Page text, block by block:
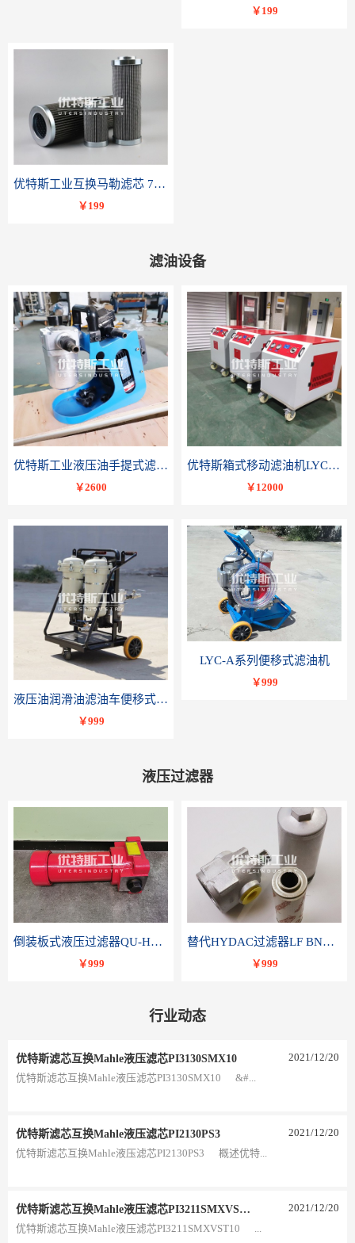
￥199
优特斯工业互换马勒滤芯 77681075PI8508 DRG 100
￥199
滤油设备
优特斯工业液压油手提式滤油机BLYJ系列液压油润滑油便携轻便小流量精密过滤
￥2600
优特斯箱式移动滤油机LYC-C系列变压器油润滑油滤油小车
￥12000
液压油润滑油滤油车便移式滤油机LYC-B系列-优特斯工业科技
￥999
LYC-A系列便移式滤油机
￥999
液压过滤器
倒装板式液压过滤器QU-H250x10BDP
￥999
替代HYDAC过滤器LF BNHC 110 I C20B 1.0-A2-B3
￥999
行业动态
优特斯滤芯互换Mahle液压滤芯PI3130SMX10 2021 /12/20
优特斯滤芯互换Mahle液压滤芯PI3130SMX10 &#...
优特斯滤芯互换Mahle液压滤芯PI2130PS3 2021 /12/20
优特斯滤芯互换Mahle液压滤芯PI2130PS3 概述优特...
优特斯滤芯互换Mahle液压滤芯PI3211SMXVST10 2021 /12/20
优特斯滤芯互换Mahle液压滤芯PI3211SMXVST10 ...